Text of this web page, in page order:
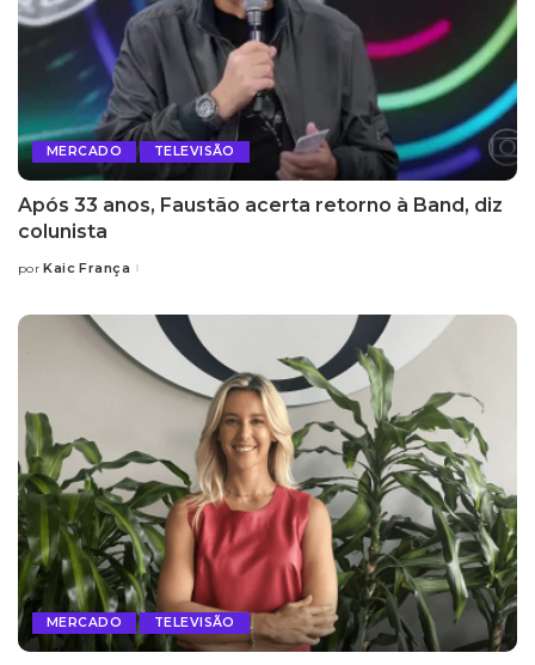
MERCADO TELEVISÃO
Após 33 anos, Faustão acerta retorno à Band, diz
colunista
Posted
por Kaic França
MERCADO TELEVISÃO